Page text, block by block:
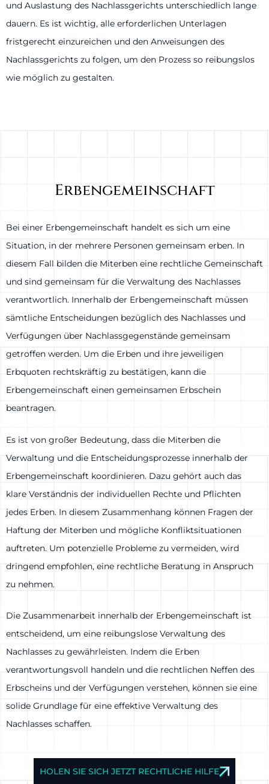
und Auslastung des Nachlassgerichts unterschiedlich lange
dauern. Es ist wichtig, alle erforderlichen Unterlagen
fristgerecht einzureichen und den Anweisungen des
Nachlassgerichts zu folgen, um den Prozess so reibungslos
wie möglich zu gestalten.
Erbengemeinschaft
Bei einer Erbengemeinschaft handelt es sich um eine
Situation, in der mehrere Personen gemeinsam erben. In
diesem Fall bilden die Miterben eine rechtliche Gemeinschaft
und sind gemeinsam für die Verwaltung des Nachlasses
verantwortlich. Innerhalb der Erbengemeinschaft müssen
sämtliche Entscheidungen bezüglich des Nachlasses und
Verfügungen über Nachlassgegenstände gemeinsam
getroffen werden. Um die Erben und ihre jeweiligen
Erbquoten rechtskräftig zu bestätigen, kann die
Erbengemeinschaft einen gemeinsamen Erbschein
beantragen.
Es ist von großer Bedeutung, dass die Miterben die
Verwaltung und die Entscheidungsprozesse innerhalb der
Erbengemeinschaft koordinieren. Dazu gehört auch das
klare Verständnis der individuellen Rechte und Pflichten
jedes Erben. In diesem Zusammenhang können Fragen der
Haftung der Miterben und mögliche Konfliktsituationen
auftreten. Um potenzielle Probleme zu vermeiden, wird
dringend empfohlen, eine rechtliche Beratung in Anspruch
zu nehmen.
Die Zusammenarbeit innerhalb der Erbengemeinschaft ist
entscheidend, um eine reibungslose Verwaltung des
Nachlasses zu gewährleisten. Indem die Erben
verantwortungsvoll handeln und die rechtlichen Neffen des
Erbscheins und der Verfügungen verstehen, können sie eine
solide Grundlage für eine effektive Verwaltung des
Nachlasses schaffen.
HOLEN SIE SICH JETZT RECHTLICHE HILFE